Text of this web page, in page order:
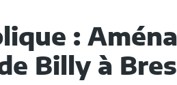
:
Billy à